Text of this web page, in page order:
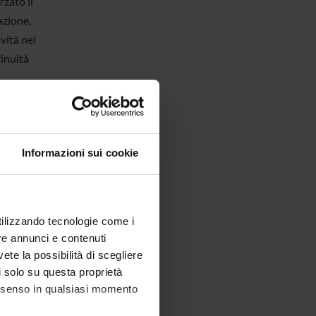
Informazioni sui cookie
tecnologie come i
annunci e contenuti
la possibilità di scegliere
su questa proprietà
in qualsiasi momento
nei
di
i
di
based